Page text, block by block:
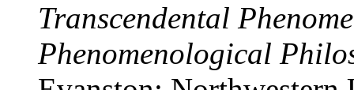
Transcendental
Phenomenological